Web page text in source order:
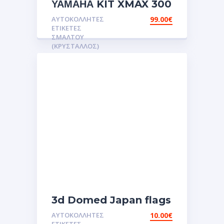
ΥΑΜΑΗΑ KIT XMAX 300
2018 3D PROTECTOR
ΑΥΤΟΚΟΛΛΗΤΕΣ
ΕΤΙΚΕΤΕΣ 3D
ΣΜΑΛΤΟΥ.Αυτοκόλλητα.stickers
ΑΥΤΟΚΌΛΛΗΤΕΣ
ΕΤΙΚΈΤΕΣ
ΣΜΆΛΤΟΥ
(ΚΡΥΣΤΑΛΛΟΣ)
99.00€
3d Domed Japan flags
reflective sticker
ΑΥΤΟΚΌΛΛΗΤΕΣ
10.00€